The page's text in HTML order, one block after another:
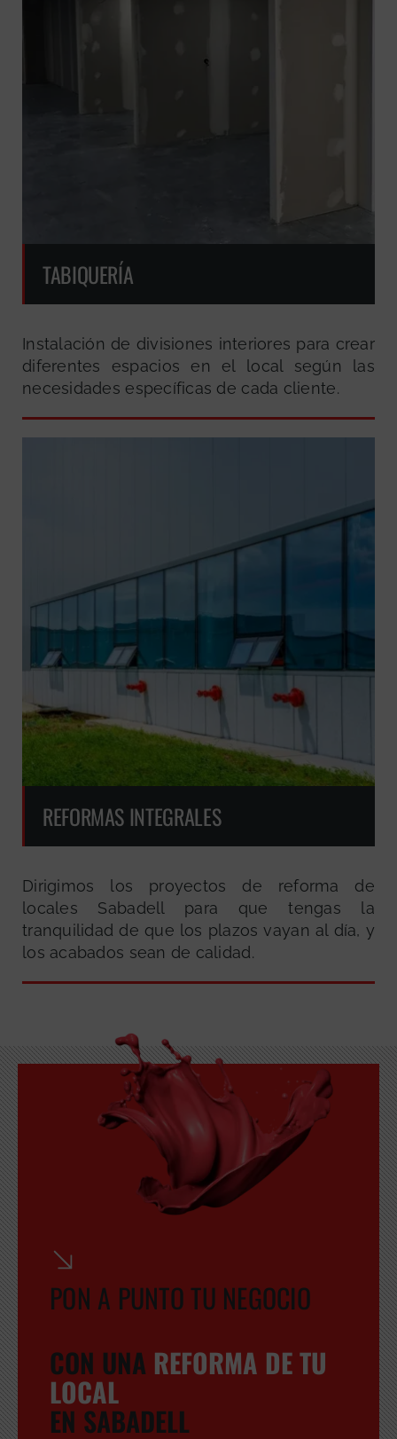
TABIQUERÍA
Instalación de divisiones interiores para crear
diferentes espacios en el local según las
necesidades específicas de cada cliente.
REFORMAS INTEGRALES
Dirigimos los proyectos de reforma de
locales Sabadell para que tengas la
tranquilidad de que los plazos vayan al día, y
los acabados sean de calidad.
PON A PUNTO TU NEGOCIO
CON UNA REFORMA DE TU
LOCAL
EN SABADELL